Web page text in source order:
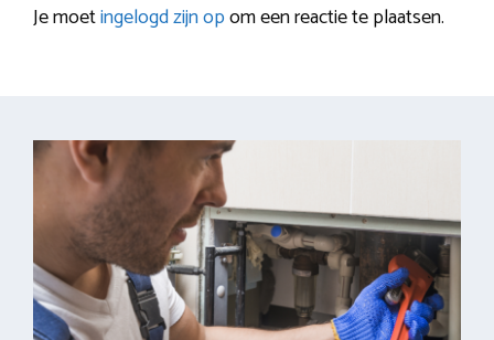
Je moetingelogd zijn opom een reactie te plaatsen.